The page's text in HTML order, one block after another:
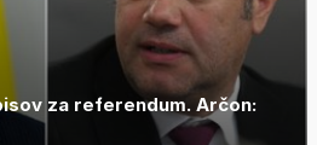
za referendum. Arčon: